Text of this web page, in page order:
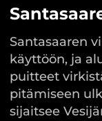
Santasaaren
käyttöön, ja
puitteet
pitämiseen
sijaitsee